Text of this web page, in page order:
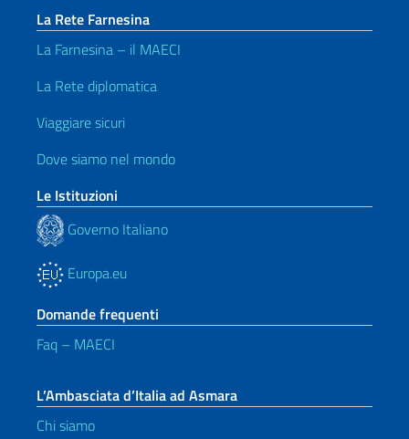
La Rete Farnesina
La Farnesina – il MAECI
La Rete diplomatica
Viaggiare sicuri
Dove siamo nel mondo
Le Istituzioni
Governo Italiano
Europa.eu
Domande frequenti
Faq – MAECI
L’Ambasciata d’Italia ad Asmara
Chi siamo